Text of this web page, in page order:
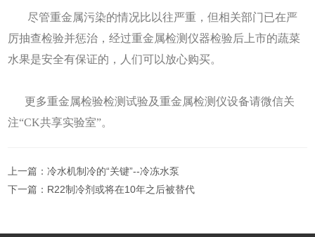
尽管重金属污染的情况比以往严重，但相关部门已在严
厉抽查检验并惩治，经过重金属检测仪器检验后上市的蔬菜
水果是安全有保证的，人们可以放心购买。
更多重金属检验检测试验及重金属检测仪设备请微信关
注“CK共享实验室”。
上一篇：冷水机制冷的“关键”--冷冻水泵
下一篇： R22制冷剂或将在10年之后被替代